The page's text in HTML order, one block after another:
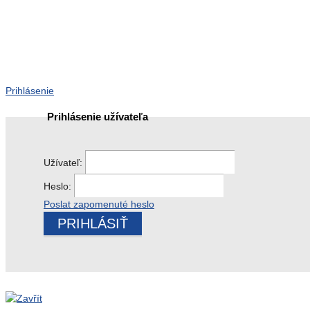
Prihlásenie
Prihlásenie užívateľa
Užívateľ:
Heslo:
Poslat zapomenuté heslo